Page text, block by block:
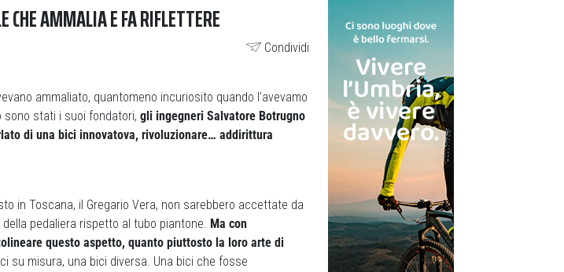
CHE AMMALIA E FA RIFLETTERE
Condividi
ammaliato, quantomeno incuriosito quando l’avevamo
sono stati i suoi fondatori, gli ingegneri Salvatore Botrugno
di una bici innovatova, rivoluzionare… addirittura
in Toscana, il Gregario Vera, non sarebbero accettate da
pedaliera rispetto al tubo piantone. Ma con
questo aspetto, quanto piuttosto la loro arte di
su misura, una bici diversa. Una bici che fosse